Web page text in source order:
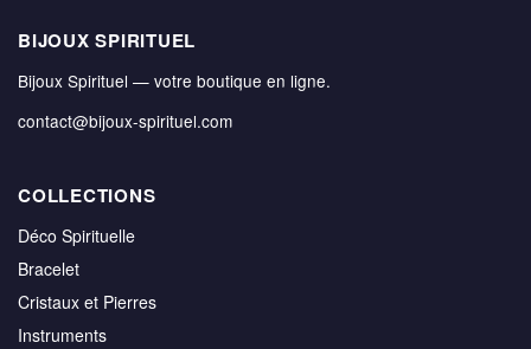
BIJOUX SPIRITUEL
Bijoux Spirituel — votre boutique en ligne.
contact@bijoux-spirituel.com
COLLECTIONS
Déco Spirituelle
Bracelet
Cristaux et Pierres
Instruments